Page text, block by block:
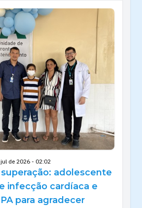
de 2026 - 02:02
adolescente
infecção cardíaca e
para agradecer